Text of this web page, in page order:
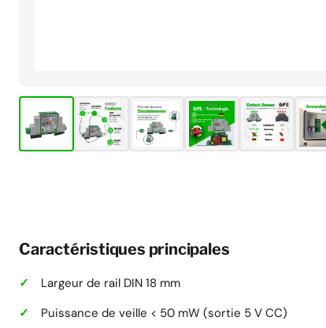
Caractéristiques principales
Largeur de rail DIN 18 mm
Puissance de veille < 50 mW (sortie 5 V CC)